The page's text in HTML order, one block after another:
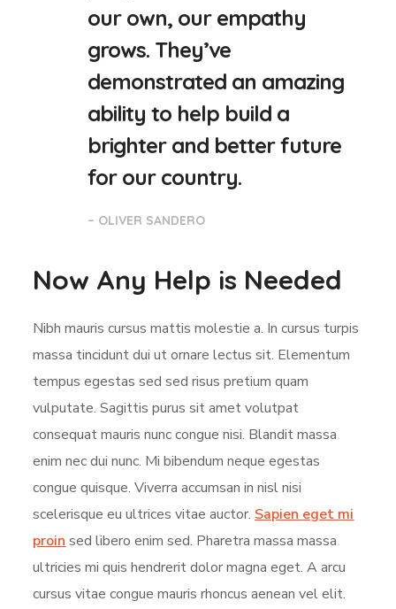
our own, our empathy
grows. They’ve
demonstrated an amazing
ability to help build a
brighter and better future
for our country.
– OLIVER SANDERO
Now Any Help is Needed
Nibh mauris cursus mattis molestie a. In cursus turpis
massa tincidunt dui ut ornare lectus sit. Elementum
tempus egestas sed sed risus pretium quam
vulputate. Sagittis purus sit amet volutpat
consequat mauris nunc congue nisi. Blandit massa
enim nec dui nunc. Mi bibendum neque egestas
congue quisque. Viverra accumsan in nisl nisi
scelerisque eu ultrices vitae auctor. Sapien eget mi
proin sed libero enim sed. Pharetra massa massa
ultricies mi quis hendrerit dolor magna eget. A arcu
cursus vitae congue mauris rhoncus aenean vel elit.